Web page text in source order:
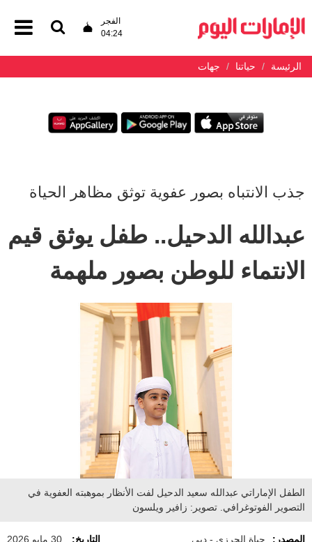
الفجر
04:24
الرئيسة حياتنا جهات
جذب الانتباه بصور عفوية توثق مظاهر الحياة
عبدالله الدحيل.. طفل يوثق قيم
الانتماء للوطن بصور ملهمة
الطفل الإماراتي عبدالله سعيد الدحيل لفت الأنظار بموهبته العفوية في
التصوير الفوتوغرافي. تصوير: زافير ويلسون
المصدر: حياة الحرزي - دبي التاريخ: 30 مايو 2026